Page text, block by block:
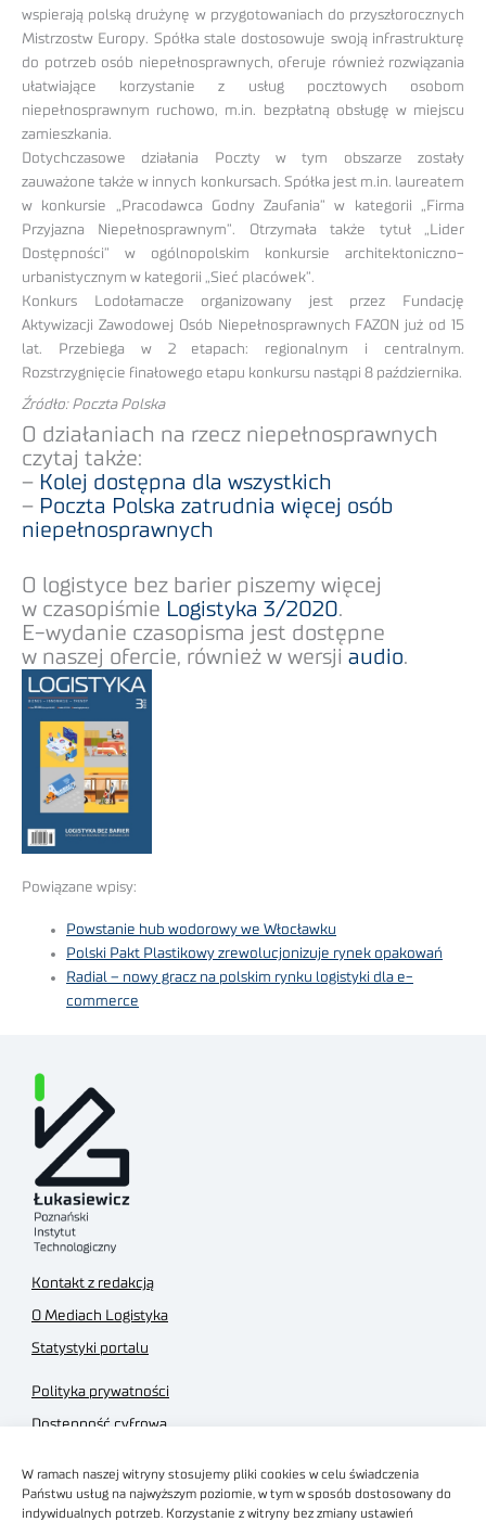
W ramach naszej witryny stosujemy pliki cookies w celu świadczenia
Państwu usług na najwyższym poziomie, w tym w sposób dostosowany do
indywidualnych potrzeb. Korzystanie z witryny bez zmiany ustawień
wspierają polską drużynę w przygotowaniach do przyszłorocznych
Mistrzostw Europy. Spółka stale dostosowuje swoją infrastrukturę
do potrzeb osób niepełnosprawnych, oferuje również rozwiązania
ułatwiające korzystanie z usług pocztowych osobom
niepełnosprawnym ruchowo, m.in. bezpłatną obsługę w miejscu
zamieszkania.
Dotychczasowe działania Poczty w tym obszarze zostały
zauważone także w innych konkursach. Spółka jest m.in. laureatem
w konkursie „Pracodawca Godny Zaufania” w kategorii „Firma
Przyjazna Niepełnosprawnym”. Otrzymała także tytuł „Lider
Dostępności” w ogólnopolskim konkursie architektoniczno-
urbanistycznym w kategorii „Sieć placówek”.
Konkurs Lodołamacze organizowany jest przez Fundację
Aktywizacji Zawodowej Osób Niepełnosprawnych FAZON już od 15
lat. Przebiega w 2 etapach: regionalnym i centralnym.
Rozstrzygnięcie finałowego etapu konkursu nastąpi 8 października.
Źródło: Poczta Polska
O działaniach na rzecz niepełnosprawnych
czytaj także:
– Kolej dostępna dla wszystkich
– Poczta Polska zatrudnia więcej osób
niepełnosprawnych
O logistyce bez barier piszemy więcej
w czasopiśmie Logistyka 3/2020.
E-wydanie czasopisma jest dostępne
w naszej ofercie, również w wersji audio.
Powiązane wpisy:
Powstanie hub wodorowy we Włocławku
Polski Pakt Plastikowy zrewolucjonizuje rynek opakowań
Radial – nowy gracz na polskim rynku logistyki dla e-
commerce
Kontakt z redakcją
O Mediach Logistyka
Statystyki portalu
Polityka prywatności
Dostępność cyfrowa
Regulamin sklepu